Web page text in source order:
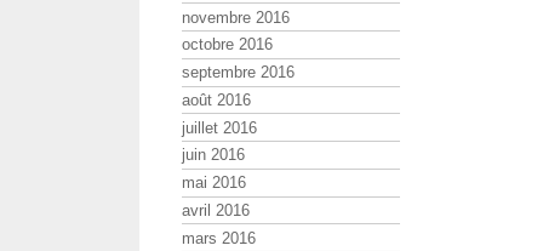
novembre 2016
octobre 2016
septembre 2016
août 2016
juillet 2016
juin 2016
mai 2016
avril 2016
mars 2016